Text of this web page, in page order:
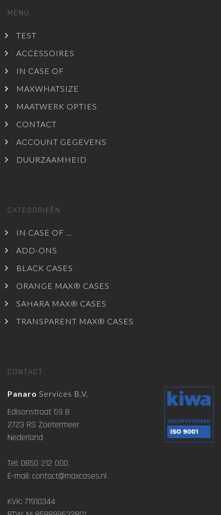
MENU
TEST
ACCESSOIRES
IN CASE OF
MAXWHATSIZE
MAATWERK OPTIES
CONTACT
ACCOUNT GEGEVENS
DUURZAAMHEID
CATEGORIEËN
IN CASE OF ...
ADD-ONS
BLACK CASES
ORANGE MAX® CASES
SAHARA MAX® CASES
TRANSPARENT MAX® CASES
CONTACT
Panaro Services B.V.
Edisonstraat 59 B
2723 RS Zoetermeer
Nederland
Tel: 0850 212 000
E-mail: contact@maxcases.nl
KVK: 71910344